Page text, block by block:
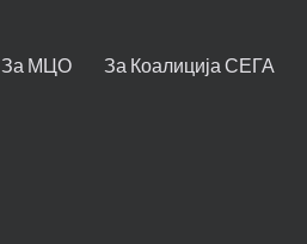
За МЦО За Коалиција СЕГА